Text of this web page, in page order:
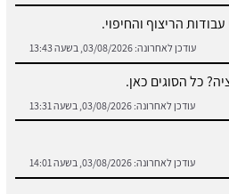
כל הסוגים כאן.
עודכן לאחרונה:03/08/2026, בשעה 13:31
עודכן לאחרונה: 03/08/2026, בשעה 14:01
הסכם מול קבלן שלד.
עודכן לאחרונה: 03/08/2026, בשעה 13:57